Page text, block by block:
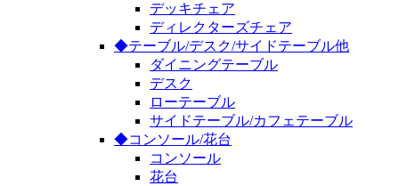
デッキチェア
ディレクターズチェア
◆テーブル/デスク/サイドテーブル他
ダイニングテーブル
デスク
ローテーブル
サイドテーブル/カフェテーブル
◆コンソール/花台
コンソール
花台